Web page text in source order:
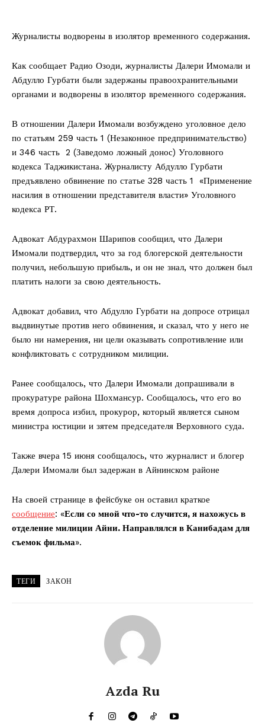
Журналисты водворены в изолятор временного содержания.
Как сообщает Радио Озоди, журналисты Далери Имомали и
Абдулло Гурбати были задержаны правоохранительными
органами и водворены в изолятор временного содержания.
В отношении Далери Имомали возбуждено уголовное дело
по статьям 259 часть 1 (Незаконное предпринимательство)
и 346 часть 2 (Заведомо ложный донос) Уголовного
кодекса Таджикистана. Журналисту Абдулло Гурбати
предъявлено обвинение по статье 328 часть 1 «Применение
насилия в отношении представителя власти» Уголовного
кодекса РТ.
Адвокат Абдурахмон Шарипов сообщил, что Далери
Имомали подтвердил, что за год блогерской деятельности
получил, небольшую прибыль, и он не знал, что должен был
платить налоги за свою деятельность.
Адвокат добавил, что Абдулло Гурбати на допросе отрицал
выдвинутые против него обвинения, и сказал, что у него не
было ни намерения, ни цели оказывать сопротивление или
конфликтовать с сотрудником милиции.
Ранее сообщалось, что Далери Имомали допрашивали в
прокуратуре района Шохмансур. Сообщалось, что его во
время допроса избил, прокурор, который является сыном
министра юстиции и зятем председателя Верховного суда.
Также вчера 15 июня сообщалось, что журналист и блогер
Далери Имомали был задержан в Айнинском районе
На своей странице в фейсбуке он оставил краткое
сообщение: «Если со мной что-то случится, я нахожусь в
отделение милиции Айни. Направлялся в Канибадам для
съемок фильма».
ТЕГИ ЗАКОН
Azda Ru